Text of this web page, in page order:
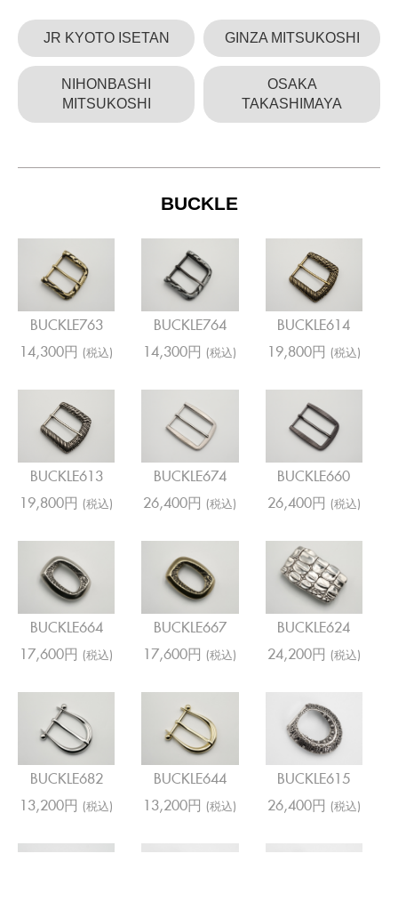
JR KYOTO ISETAN GINZA MITSUKOSHI
NIHONBASHI
MITSUKOSHI
OSAKA
TAKASHIMAYA
BUCKLE
BUCKLE763
14,300円(税込)
BUCKLE764
14,300円(税込)
BUCKLE614
19,800円 (税込)
BUCKLE613
19,800円(税込)
BUCKLE674
26,400円(税込)
BUCKLE660
26,400円 (税込)
BUCKLE664
17,600円(税込)
BUCKLE667
17,600円(税込)
BUCKLE624
24,200円 (税込)
BUCKLE682
13,200円(税込)
BUCKLE644
13,200円(税込)
BUCKLE615
26,400円 (税込)